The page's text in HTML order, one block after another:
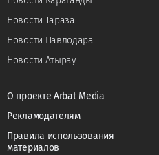
Новости Тараза
Новости Павлодара
Новости Атырау
О проекте Arbat Media
Рекламодателям
Правила использования
материалов